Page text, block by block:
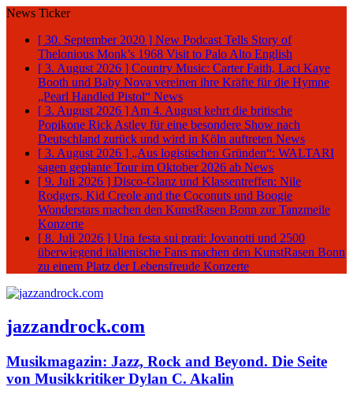
News Ticker
[ 30. September 2020 ] New Podcast Tells Story of
Thelonious Monk’s 1968 Visit to Palo Alto English
[ 3. August 2026 ] Country Music: Carter Faith, Laci Kaye
Booth und Baby Nova vereinen ihre Kräfte für die Hymne
„Pearl Handled Pistol“ News
[ 3. August 2026 ] Am 4. August kehrt die britische
Popikone Rick Astley für eine besondere Show nach
Deutschland zurück und wird in Köln auftreten News
[ 3. August 2026 ] „Aus logistischen Gründen“: WALTARI
sagen geplante Tour im Oktober 2026 ab News
[ 9. Juli 2026 ] Disco-Glanz und Klassentreffen: Nile
Rodgers, Kid Creole and the Coconuts und Boogie
Wonderstars machen den KunstRasen Bonn zur Tanzmeile
Konzerte
[ 8. Juli 2026 ] Una festa sui prati: Jovanotti und 2500
überwiegend italienische Fans machen den KunstRasen Bonn
zu einem Platz der Lebensfreude Konzerte
jazzandrock.com
Musikmagazin: Jazz, Rock and Beyond. Die Seite
von Musikkritiker Dylan C. Akalin